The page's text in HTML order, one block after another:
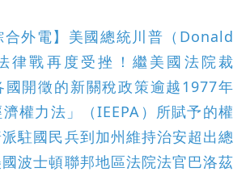
合外電】美國總統川普（Donald
律戰再度受挫！繼美國法院裁
國開徵的新關稅政策逾越1977年
濟權力法」（IEEPA）所賦予的權
駐國民兵到加州維持治安超出總
波士頓聯邦地區法院法官巴洛茲